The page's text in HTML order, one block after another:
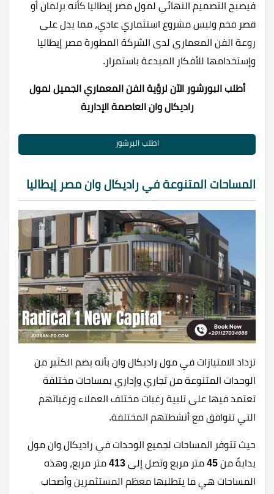
فيصبح التصميم النهائي لمول مصر إيطاليا كأنه برلمان أو
قصر فخم وليس مشروع استثماري عادي، مما يدل على
روعة الفن المعماري لدى الشركة المطورة مصر إيطاليا
وإستخدامها للأفكار المبدعة باستمرار.
أطلب البورشور الآن لرؤية الفن المعماري الجميل لمول
راديكال وان العاصمة الإدارية
اطلب البرشور
المساحات المتنوعة في راديكال وان مصر إيطاليا
تزداد الامتيازات في مول راديكال وان بأنه يضم الكثير من
الوحدات المتنوعة من تجاري وإداري بمساحات مختلفة
تعتمد فيها على تلبية رغبات مختلف العملاء ورغباتهم
التي تتوافق مع أنشطتهم المختلفة.
حيث تتوفر المساحات لجميع الوحدات في راديكال وان مول
بدايةً من 45 متر مربع وتصل إلى 413 متر مربع، وهذه
المساحات هي ما يتطلبها معظم المستثمرين وأصحاب